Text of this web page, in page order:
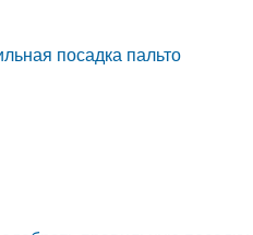
посадка пальто